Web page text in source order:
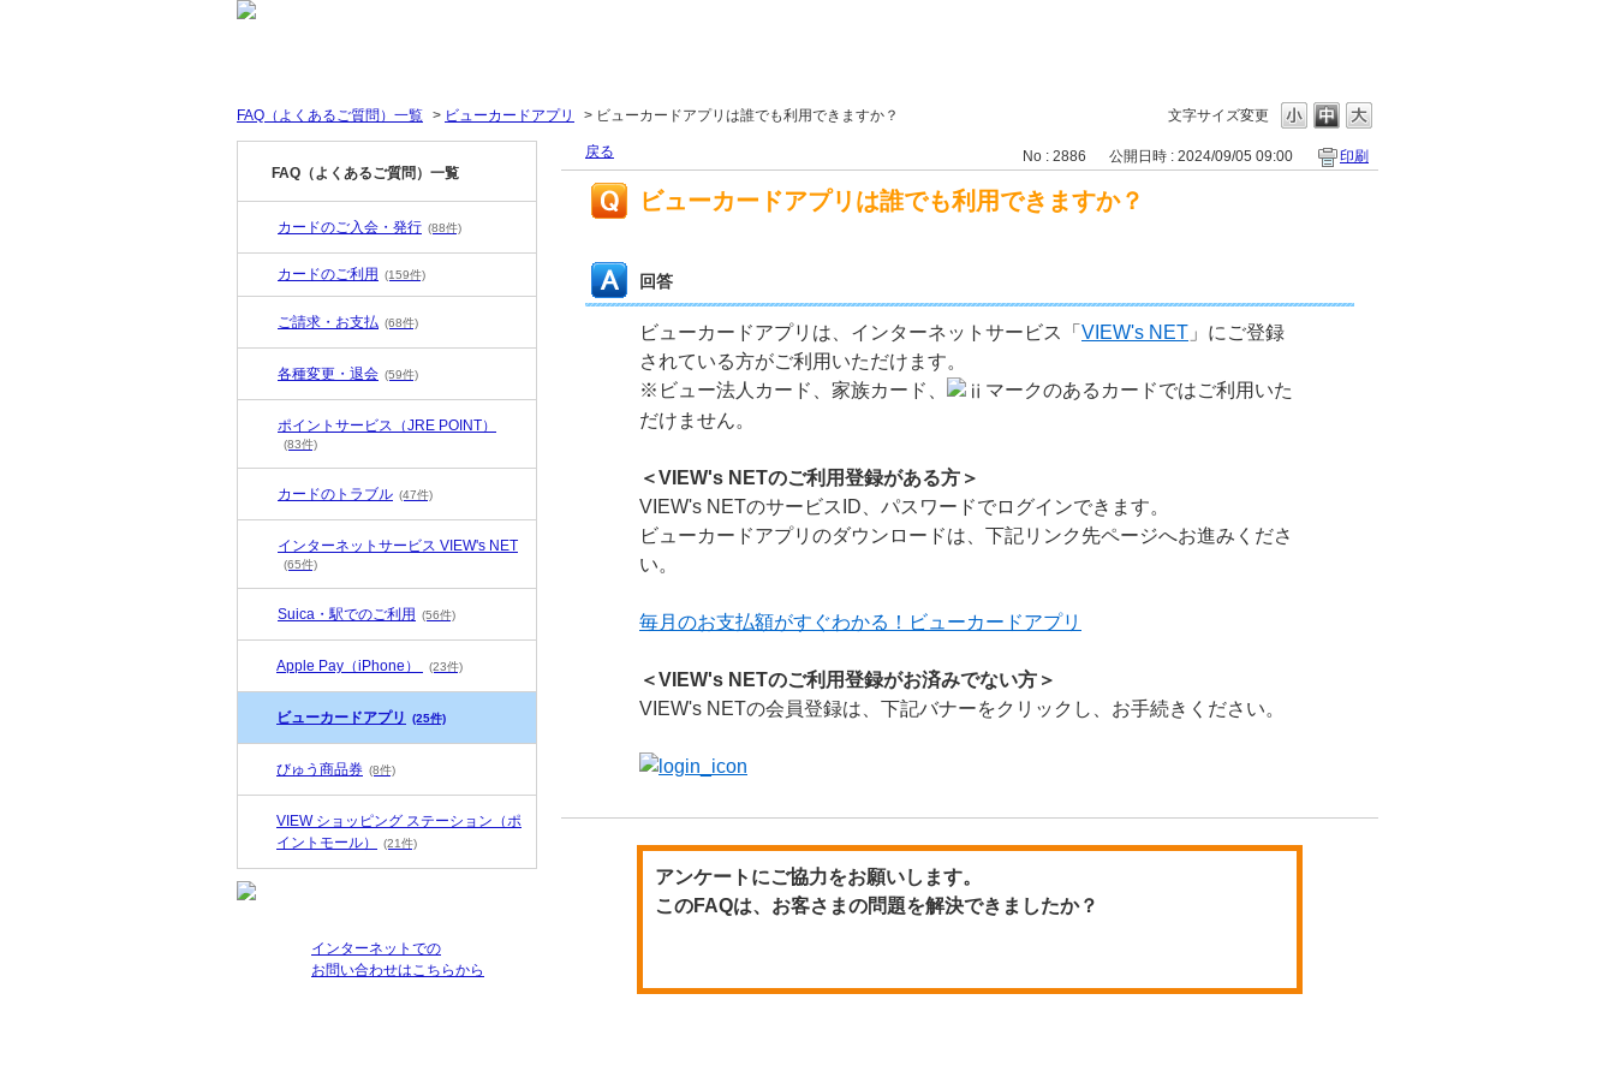
文字サイズ変更
FAQ（よくあるご質問）一覧 > ビューカードアプリ > ビューカードアプリは誰でも利用できますか？
FAQ（よくあるご質問）一覧
カードのご入会・発行 (88件)
カードのご利用 (159件)
ご請求・お支払 (68件)
各種変更・退会 (59件)
ポイントサービス（JRE POINT）
(83件)
カードのトラブル (47件)
インターネットサービス VIEW's NET
(65件)
Suica・駅でのご利用 (56件)
Apple Pay（iPhone） (23件)
ビューカードアプリ (25件)
びゅう商品券 (8件)
VIEW ショッピング ステーション（ポ
イントモール）
(21件)
インターネットでの
お問い合わせはこちらから
戻る No : 2886 公開日時 : 2024/09/05 09:00 印刷
ビューカードアプリは誰でも利用できますか？
回答
ビューカードアプリは、インターネットサービス「 VIEW's NET 」にご登録
されている方がご利用いただけます。
※ビュー法人カード、家族カード、
マークのあるカードではご利用いた
だけません。
＜VIEW's NETのご利用登録がある方＞
VIEW's NETのサービスID、パスワードでログインできます。
ビューカードアプリのダウンロードは、下記リンク先ページへお進みくださ
い。
毎月のお支払額がすぐわかる！ビューカードアプリ
＜VIEW's NETのご利用登録がお済みでない方＞
VIEW's NETの会員登録は、下記バナーをクリックし、お手続きください。
アンケートにご協力をお願いします。
このFAQは、お客さまの問題を解決できましたか？